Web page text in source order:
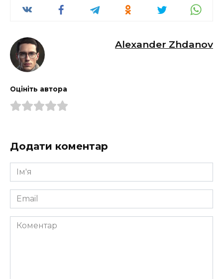
Alexander Zhdanov
Оцініть автора
Додати коментар
Ім'я
*
Email
*
Коментар